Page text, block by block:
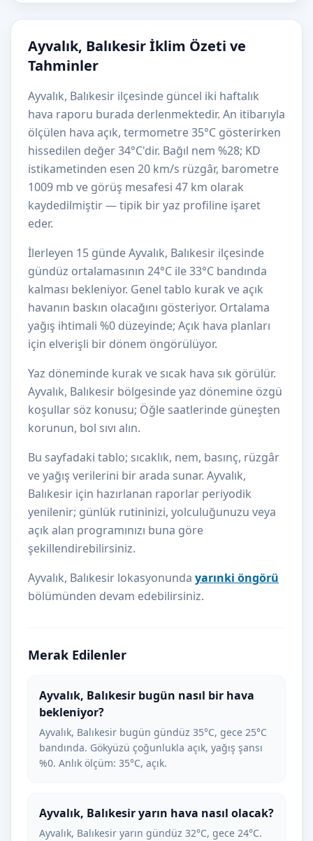
Ayvalık, Balıkesir İklim Özeti ve
Tahminler
Ayvalık, Balıkesir ilçesinde güncel iki haftalık
hava raporu burada derlenmektedir. An itibarıyla
ölçülen hava açık, termometre 35°C gösterirken
hissedilen değer 34°C'dir. Bağıl nem %28; KD
istikametinden esen 20 km/s rüzgâr, barometre
1009 mb ve görüş mesafesi 47 km olarak
kaydedilmiştir — tipik bir yaz profiline işaret
eder.
İlerleyen 15 günde Ayvalık, Balıkesir ilçesinde
gündüz ortalamasının 24°C ile 33°C bandında
kalması bekleniyor. Genel tablo kurak ve açık
havanın baskın olacağını gösteriyor. Ortalama
yağış ihtimali %0 düzeyinde; Açık hava planları
için elverişli bir dönem öngörülüyor.
Yaz döneminde kurak ve sıcak hava sık görülür.
Ayvalık, Balıkesir bölgesinde yaz dönemine özgü
koşullar söz konusu; Öğle saatlerinde güneşten
korunun, bol sıvı alın.
Bu sayfadaki tablo; sıcaklık, nem, basınç, rüzgâr
ve yağış verilerini bir arada sunar. Ayvalık,
Balıkesir için hazırlanan raporlar periyodik
yenilenir; günlük rutininizi, yolculuğunuzu veya
açık alan programınızı buna göre
şekillendirebilirsiniz.
Ayvalık, Balıkesir lokasyonunda yarınki öngörü
bölümünden devam edebilirsiniz.
Merak Edilenler
Ayvalık, Balıkesir bugün nasıl bir hava
bekleniyor?
Ayvalık, Balıkesir bugün gündüz 35°C, gece 25°C
bandında. Gökyüzü çoğunlukla açık, yağış şansı
%0. Anlık ölçüm: 35°C, açık.
Ayvalık, Balıkesir yarın hava nasıl olacak?
Ayvalık, Balıkesir yarın gündüz 32°C, gece 24°C.